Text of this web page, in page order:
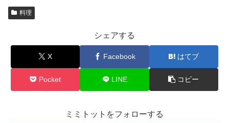
料理
シェアする
X Facebook はてブ
Pocket LINE コピー
ミミトットをフォローする